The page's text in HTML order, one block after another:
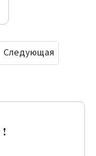
Следующая